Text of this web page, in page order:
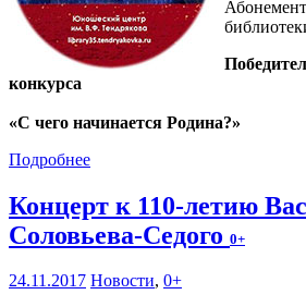
конкурса
«С чего начинается Родина?»
Подробнее
Концерт к 110-летию
Соловьева-Седого 0+
24.11.2017 Новости, 0+